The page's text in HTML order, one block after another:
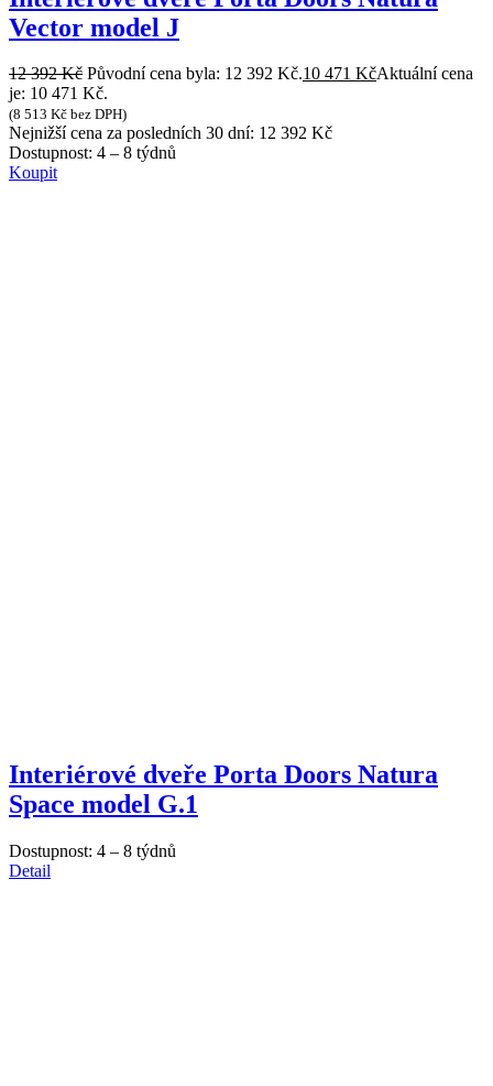
Vector model J
12 392Kč Původní cena byla: 12 392 Kč.10 471 KčAktuální cena
je: 10 471 Kč.
(8 513 Kč bez DPH)
Nejnižší cena za posledních 30 dní: 12 392 Kč
Dostupnost: 4 – 8 týdnů
Koupit
Interiérové dveře Porta Doors Natura
Space model G.1
Dostupnost: 4 – 8 týdnů
Detail